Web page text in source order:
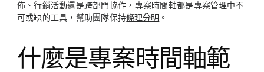
佈、行銷活動還是跨部門協作，專案時間軸都是專案管理中不
可或缺的工具，幫助團隊保持條理分明 。
什麼是專案時間軸範